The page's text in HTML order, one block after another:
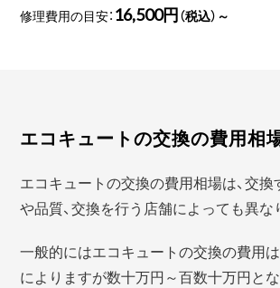
修理費用の目安： 16,500円（税込）～
エコキュートの交換の費用相
エコキュートの交換の費用相場は、交
や品質、交換を行う店舗によっても異な
一般的にはエコキュートの交換の費用
によりますが数十万円～百数十万円と